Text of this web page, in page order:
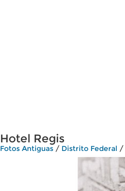
Hotel Regis
Fotos Antiguas / Distrito Federal /